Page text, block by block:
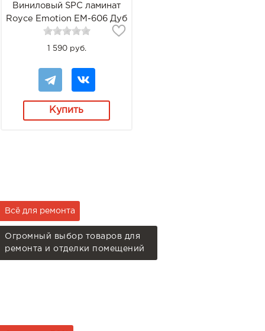
Виниловый SPC ламинат
Royce Emotion EM-606 Дуб
Эмэйз
1 590 руб.
Купить
Всё для ремонта
Огромный выбор товаров для
ремонта и отделки помещений